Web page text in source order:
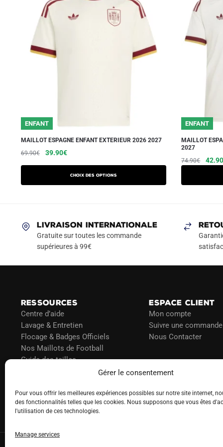
Gérer le consentement
Pour vous offrir les meilleures expériences possibles sur notre site internet,
des fonctionnalités telles que les cookies. Nous supposons que vous êtes
l'utilisation de ces technologies.
Manage services
ENFANT
MAILLOT ESPAGNE ENFANT EXTERIEUR 2026 2027
69.90€
Le
était :
39.90€Le
actuel
est :
Choix des options
Ce
produit
a
options
peuvent
être
choisies
page
produit
ENFANT
MAILLOT
2027
74.90€
Le
LIVRAISON INTERNATIONALE
Gratuite sur toutes les commande
supérieures à 99€
RESSOURCES
Centre d’aide
Lavage & Entretien
Flocage & Badges Officiels
Nos Maillots de Football
Guide des tailles
Blog
ESPACE CLIENT
Mon compte
Suivre une commande
Nous Contacter